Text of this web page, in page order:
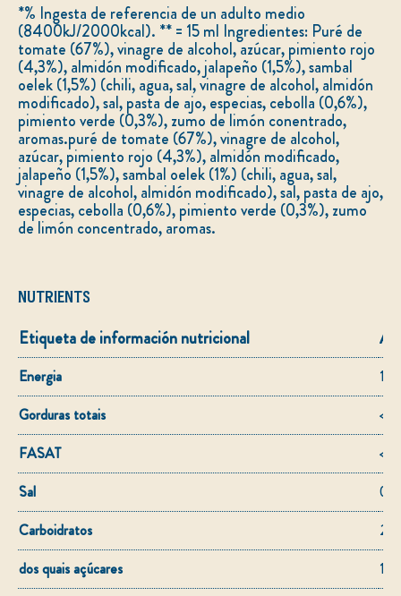
*% Ingesta de referencia de un adulto medio
(8400kJ/2000kcal). ** = 15 ml Ingredientes: Puré de
tomate (67%), vinagre de alcohol, azúcar, pimiento rojo
(4,3%), almidón modificado, jalapeño (1,5%), sambal
oelek (1,5%) (chili, agua, sal, vinagre de alcohol, almidón
modificado), sal, pasta de ajo, especias, cebolla (0,6%),
pimiento verde (0,3%), zumo de limón conentrado,
aromas.puré de tomate (67%), vinagre de alcohol,
azúcar, pimiento rojo (4,3%), almidón modificado,
jalapeño (1,5%), sambal oelek (1%) (chili, agua, sal,
vinagre de alcohol, almidón modificado), sal, pasta de ajo,
especias, cebolla (0,6%), pimiento verde (0,3%), zumo
de limón concentrado, aromas.
NUTRIENTS
Etiqueta de información nutricional
Energia
10
Gorduras totais
FASAT
Sal
Carboidratos
2.1
dos quais açúcares